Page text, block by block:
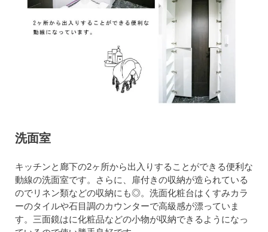
洗面室
キッチンと廊下の2ヶ所から出入りすることができる便利な
動線の洗面室です。さらに、扉付きの収納が造られている
のでリネン類などの収納にも◎。洗面化粧台はくすみカラ
ーのタイルや石目調のカウンターで高級感が漂っていま
す。三面鏡はに化粧品などの小物が収納できるようになっ